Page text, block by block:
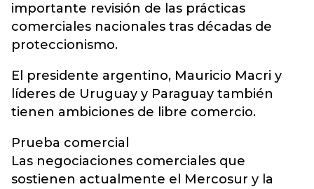
importante revisión de las prácticas
comerciales nacionales tras décadas de
proteccionismo.
El presidente argentino, Mauricio Macri y
líderes de Uruguay y Paraguay también
tienen ambiciones de libre comercio.
Prueba comercial
Las negociaciones comerciales que
sostienen actualmente el Mercosur y la